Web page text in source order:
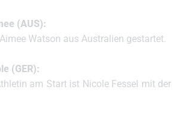
(AUS):
Watson aus Australien gestartet.
(GER):
am Start ist Nicole Fessel mit der